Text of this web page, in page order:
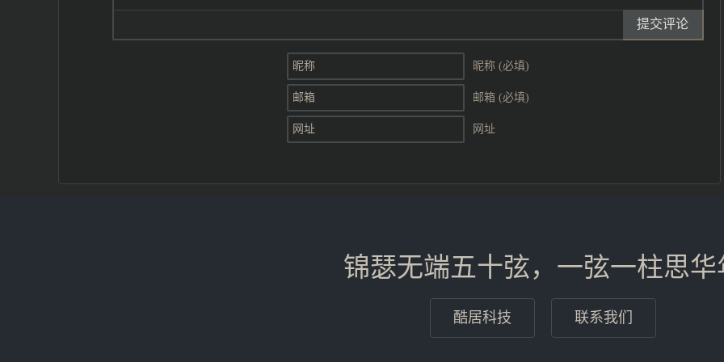
提交评论
昵称 (必填)
邮箱 (必填)
网址
锦瑟无端五十弦，一弦一柱思华
酷居科技 联系我们